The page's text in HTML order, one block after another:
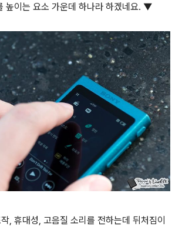
높이는 요소 가운데 하나라 하겠네요. ▼
, 휴대성, 고음질 소리를 전하는데 뒤처짐이